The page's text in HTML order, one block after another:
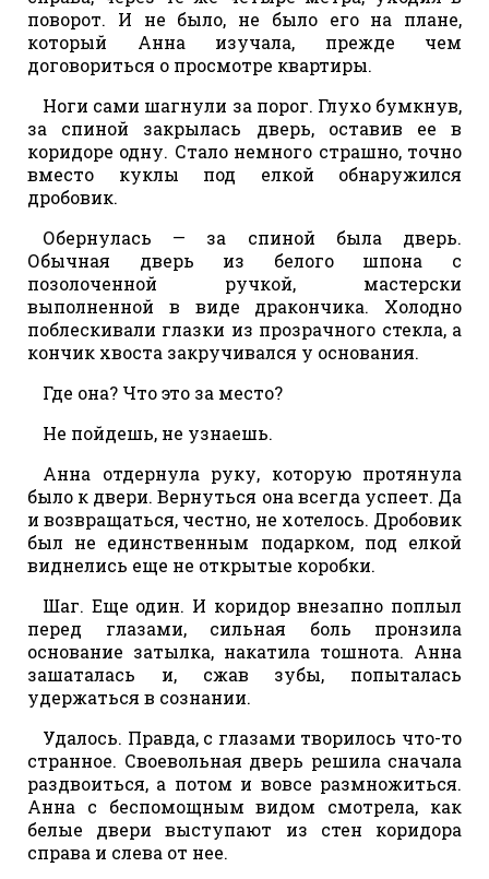
поворот. И не было, не было его на плане,
который Анна изучала, прежде чем
договориться о просмотре квартиры.
Ноги сами шагнули за порог. Глухо бумкнув,
за спиной закрылась дверь, оставив ее в
коридоре одну. Стало немного страшно, точно
вместо куклы под елкой обнаружился
дробовик.
Обернулась — за спиной была дверь.
Обычная дверь из белого шпона с
позолоченной ручкой, мастерски
выполненной в виде дракончика. Холодно
поблескивали глазки из прозрачного стекла, а
кончик хвоста закручивался у основания.
Где она? Что это за место?
Не пойдешь, не узнаешь.
Анна отдернула руку, которую протянула
было к двери. Вернуться она всегда успеет. Да
и возвращаться, честно, не хотелось. Дробовик
был не единственным подарком, под елкой
виднелись еще не открытые коробки.
Шаг. Еще один. И коридор внезапно поплыл
перед глазами, сильная боль пронзила
основание затылка, накатила тошнота. Анна
зашаталась и, сжав зубы, попыталась
удержаться в сознании.
Удалось. Правда, с глазами творилось что-то
странное. Своевольная дверь решила сначала
раздвоиться, а потом и вовсе размножиться.
Анна с беспомощным видом смотрела, как
белые двери выступают из стен коридора
справа и слева от нее.